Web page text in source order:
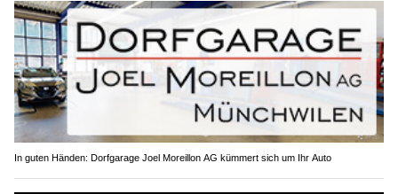
In guten Händen: Dorfgarage Joel Moreillon AG kümmert sich um Ihr Auto